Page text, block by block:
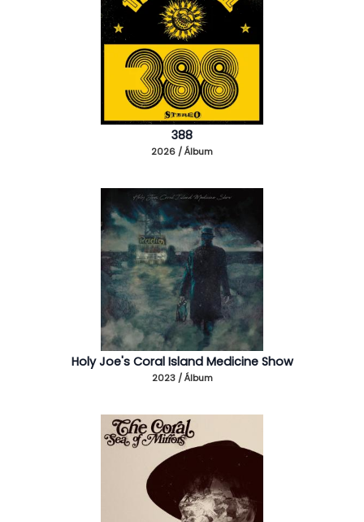
388
2026 / Álbum
Holy Joe's Coral Island Medicine Show
2023 / Álbum